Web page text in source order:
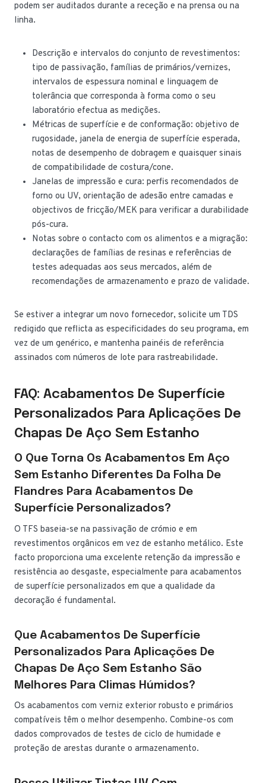
podem ser auditados durante a receção e na prensa ou na
linha.
Descrição e intervalos do conjunto de revestimentos:
tipo de passivação, famílias de primários/vernizes,
intervalos de espessura nominal e linguagem de
tolerância que corresponda à forma como o seu
laboratório efectua as medições.
Métricas de superfície e de conformação: objetivo de
rugosidade, janela de energia de superfície esperada,
notas de desempenho de dobragem e quaisquer sinais
de compatibilidade de costura/cone.
Janelas de impressão e cura: perfis recomendados de
forno ou UV, orientação de adesão entre camadas e
objectivos de fricção/MEK para verificar a durabilidade
pós-cura.
Notas sobre o contacto com os alimentos e a migração:
declarações de famílias de resinas e referências de
testes adequadas aos seus mercados, além de
recomendações de armazenamento e prazo de validade.
Se estiver a integrar um novo fornecedor, solicite um TDS
redigido que reflicta as especificidades do seu programa, em
vez de um genérico, e mantenha painéis de referência
assinados com números de lote para rastreabilidade.
FAQ: Acabamentos De Superfície
Personalizados Para Aplicações De
Chapas De Aço Sem Estanho
O Que Torna Os Acabamentos Em Aço
Sem Estanho Diferentes Da Folha De
Flandres Para Acabamentos De
Superfície Personalizados?
O TFS baseia-se na passivação de crómio e em
revestimentos orgânicos em vez de estanho metálico. Este
facto proporciona uma excelente retenção da impressão e
resistência ao desgaste, especialmente para acabamentos
de superfície personalizados em que a qualidade da
decoração é fundamental.
Que Acabamentos De Superfície
Personalizados Para Aplicações De
Chapas De Aço Sem Estanho São
Melhores Para Climas Húmidos?
Os acabamentos com verniz exterior robusto e primários
compatíveis têm o melhor desempenho. Combine-os com
dados comprovados de testes de ciclo de humidade e
proteção de arestas durante o armazenamento.